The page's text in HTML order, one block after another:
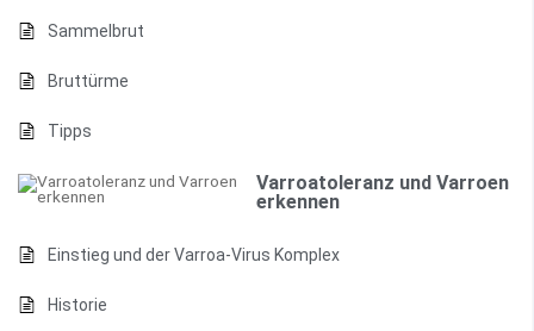
Sammelbrut
Bruttürme
Tipps
Varroatoleranz und Varroen
erkennen
Einstieg und der Varroa-Virus Komplex
Historie